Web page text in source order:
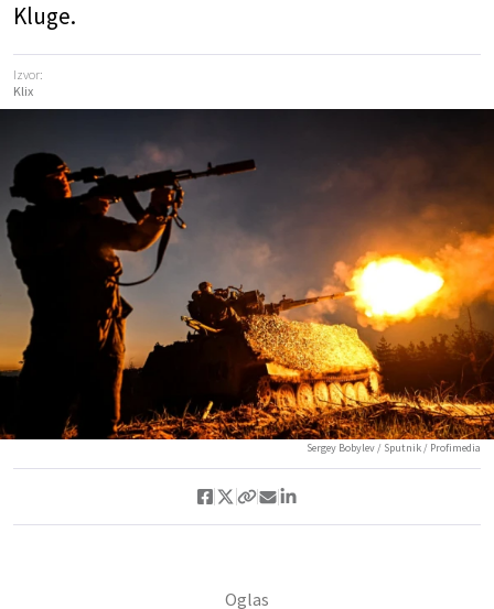
Kluge.
Izvor:
Klix
Sergey Bobylev / Sputnik / Profimedia